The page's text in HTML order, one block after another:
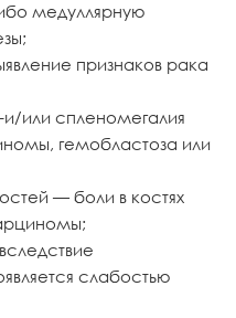
медуллярную
признаков рака
или спленомегалия
гемобластоза или
— боли в костях
слабостью